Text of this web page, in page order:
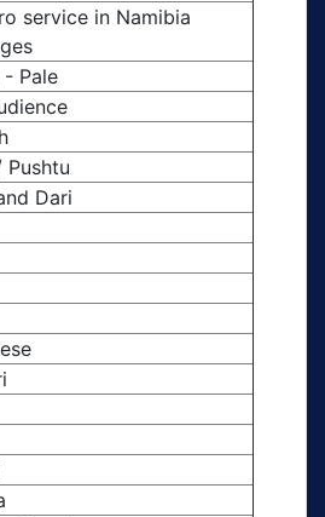
service in Namibia
- Pale
Pushtu
Dari